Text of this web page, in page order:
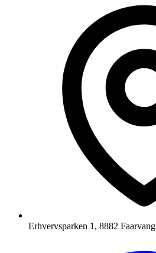
Erhvervsparken 1, 8882 Faarvang